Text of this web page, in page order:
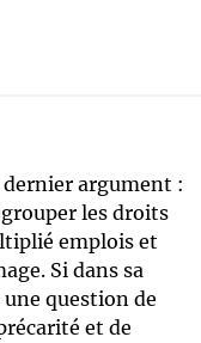
Qui sommes-
argument :
les droits
emplois et
Si dans sa
question de
et de